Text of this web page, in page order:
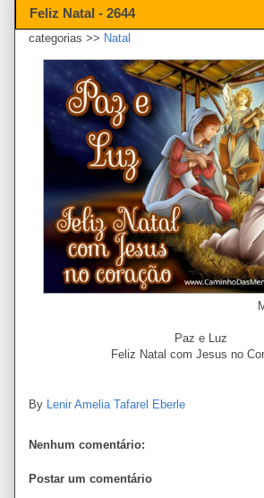
Feliz Natal - 2644
categorias >> Natal
Mensagem
Paz e Luz
Feliz Natal com Jesus no
By Lenir Amelia Tafarel Eberle
Nenhum comentário:
Postar um comentário